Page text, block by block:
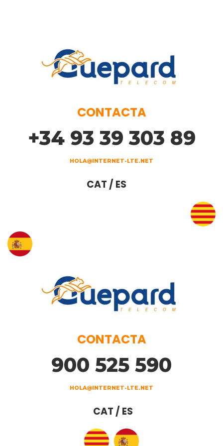
CONTACTA
+34 93 39 303 89
HOLA@INTERNET-LTE.NET
CAT / ES
CONTACTA
900 525 590
HOLA@INTERNET-LTE.NET
CAT / ES